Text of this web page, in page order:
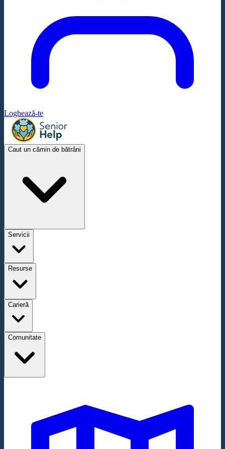
Loghează-te
Caut un cămin de bătrâni
Servicii
Resurse
Carieră
Comunitate